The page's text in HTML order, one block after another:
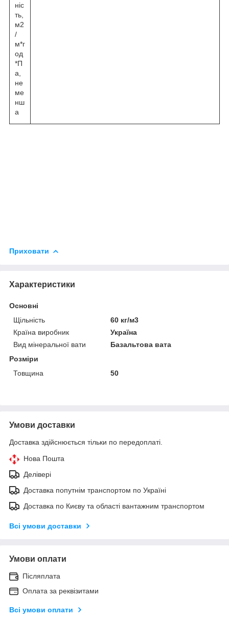
ніс
ть,
м2
/
м*г
од
*П
а,
не
ме
нш
а
Приховати
Характеристики
Основні
Щільність
60 кг/м3
Країна виробник
Україна
Вид мінеральної вати
Базальтова вата
Розміри
Товщина
50
Умови доставки
Доставка здійснюється тільки по передоплаті.
Нова Пошта
Делівері
Доставка попутнім транспортом по Україні
Доставка по Києву та області вантажним транспортом
Всі умови доставки
Умови оплати
Післяплата
Оплата за реквізитами
Всі умови оплати